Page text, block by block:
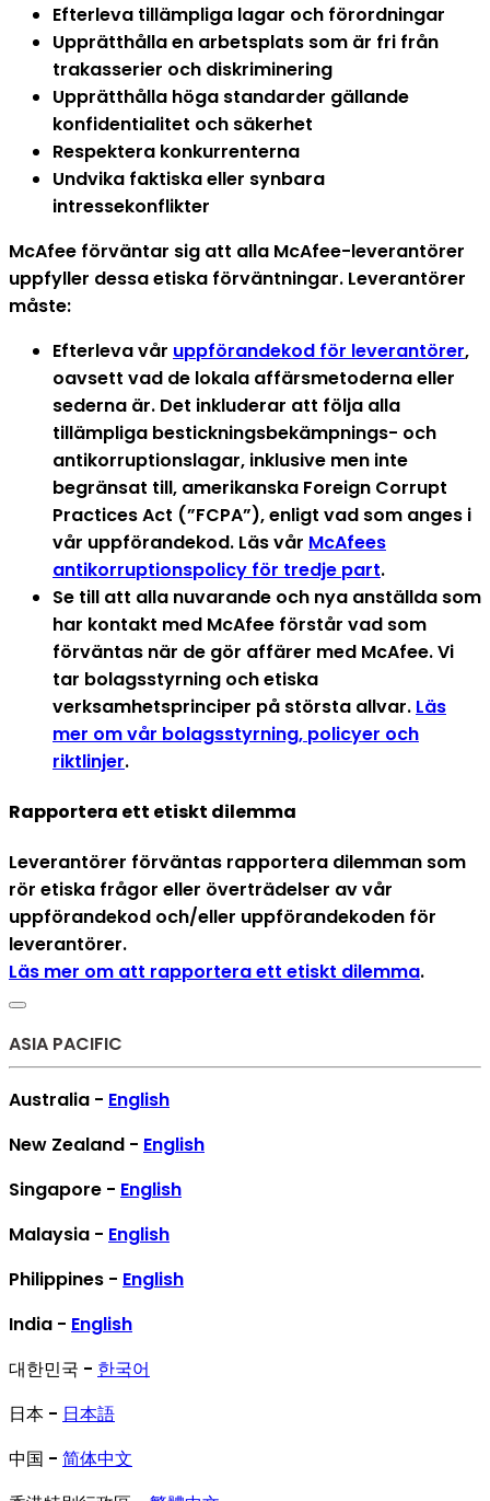
Efterleva tillämpliga lagar och förordningar
Upprätthålla en arbetsplats som är fri från
trakasserier och diskriminering
Upprätthålla höga standarder gällande
konfidentialitet och säkerhet
Respektera konkurrenterna
Undvika faktiska eller synbara
intressekonflikter
McAfee förväntar sig att alla McAfee-leverantörer
uppfyller dessa etiska förväntningar. Leverantörer
måste:
Efterleva vår uppförandekod för leverantörer,
oavsett vad de lokala affärsmetoderna eller
sederna är. Det inkluderar att följa alla
tillämpliga bestickningsbekämpnings- och
antikorruptionslagar, inklusive men inte
begränsat till, amerikanska Foreign Corrupt
Practices Act (”FCPA”), enligt vad som anges i
vår uppförandekod. Läs vår McAfees
antikorruptionspolicy för tredje part.
Se till att alla nuvarande och nya anställda som
har kontakt med McAfee förstår vad som
förväntas när de gör affärer med McAfee. Vi
tar bolagsstyrning och etiska
verksamhetsprinciper på största allvar. Läs
mer om vår bolagsstyrning, policyer och
riktlinjer.
Rapportera ett etiskt dilemma
Leverantörer förväntas rapportera dilemman som
rör etiska frågor eller överträdelser av vår
uppförandekod och/eller uppförandekoden för
leverantörer.
Läs mer om att rapportera ett etiskt dilemma.
ASIA PACIFIC
Australia - English
New Zealand - English
Singapore - English
Malaysia - English
Philippines - English
India - English
대한민국 - 한국어
日本 - 日本語
中国 - 简体中文